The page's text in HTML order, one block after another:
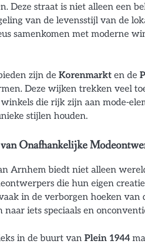
Deze straat is niet alleen een
van de levensstijl van de
samenkomen met moderne
zijn de Korenmarkt en de
Deze wijken trekken veel
die rijk zijn aan mode-
stijlen houden.
Onafhankelijke
Arnhem biedt niet alleen
die hun eigen
in de verborgen hoeken
naar iets speciaals en
in de buurt van Plein 1944